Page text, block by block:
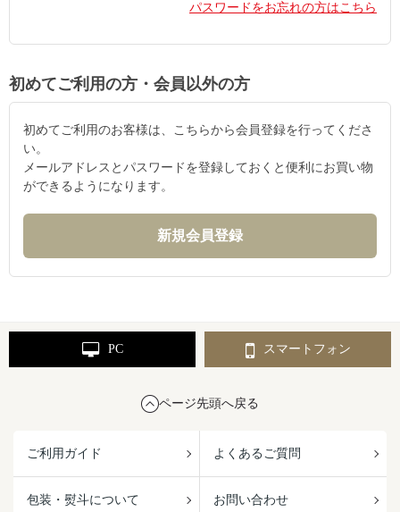
パスワードをお忘れの方はこちら
初めてご利用の方・会員以外の方
初めてご利用のお客様は、こちらから会員登録を行ってくださ
い。
メールアドレスとパスワードを登録しておくと便利にお買い物
ができるようになります。
PC スマートフォン
ページ先頭へ戻る
ご利用ガイド よくあるご質問
包装・熨斗について お問い合わせ